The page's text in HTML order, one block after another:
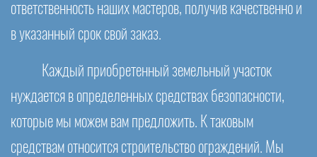
ответственность наших мастеров, получив качественно и
в указанный срок свой заказ.
Каждый приобретенный земельный участок
нуждается в определенных средствах безопасности,
которые мы можем вам предложить. К таковым
средствам относится строительство ограждений. Мы